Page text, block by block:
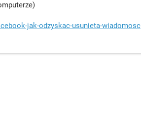
jak-odzyskac-usunieta-wiadomosc